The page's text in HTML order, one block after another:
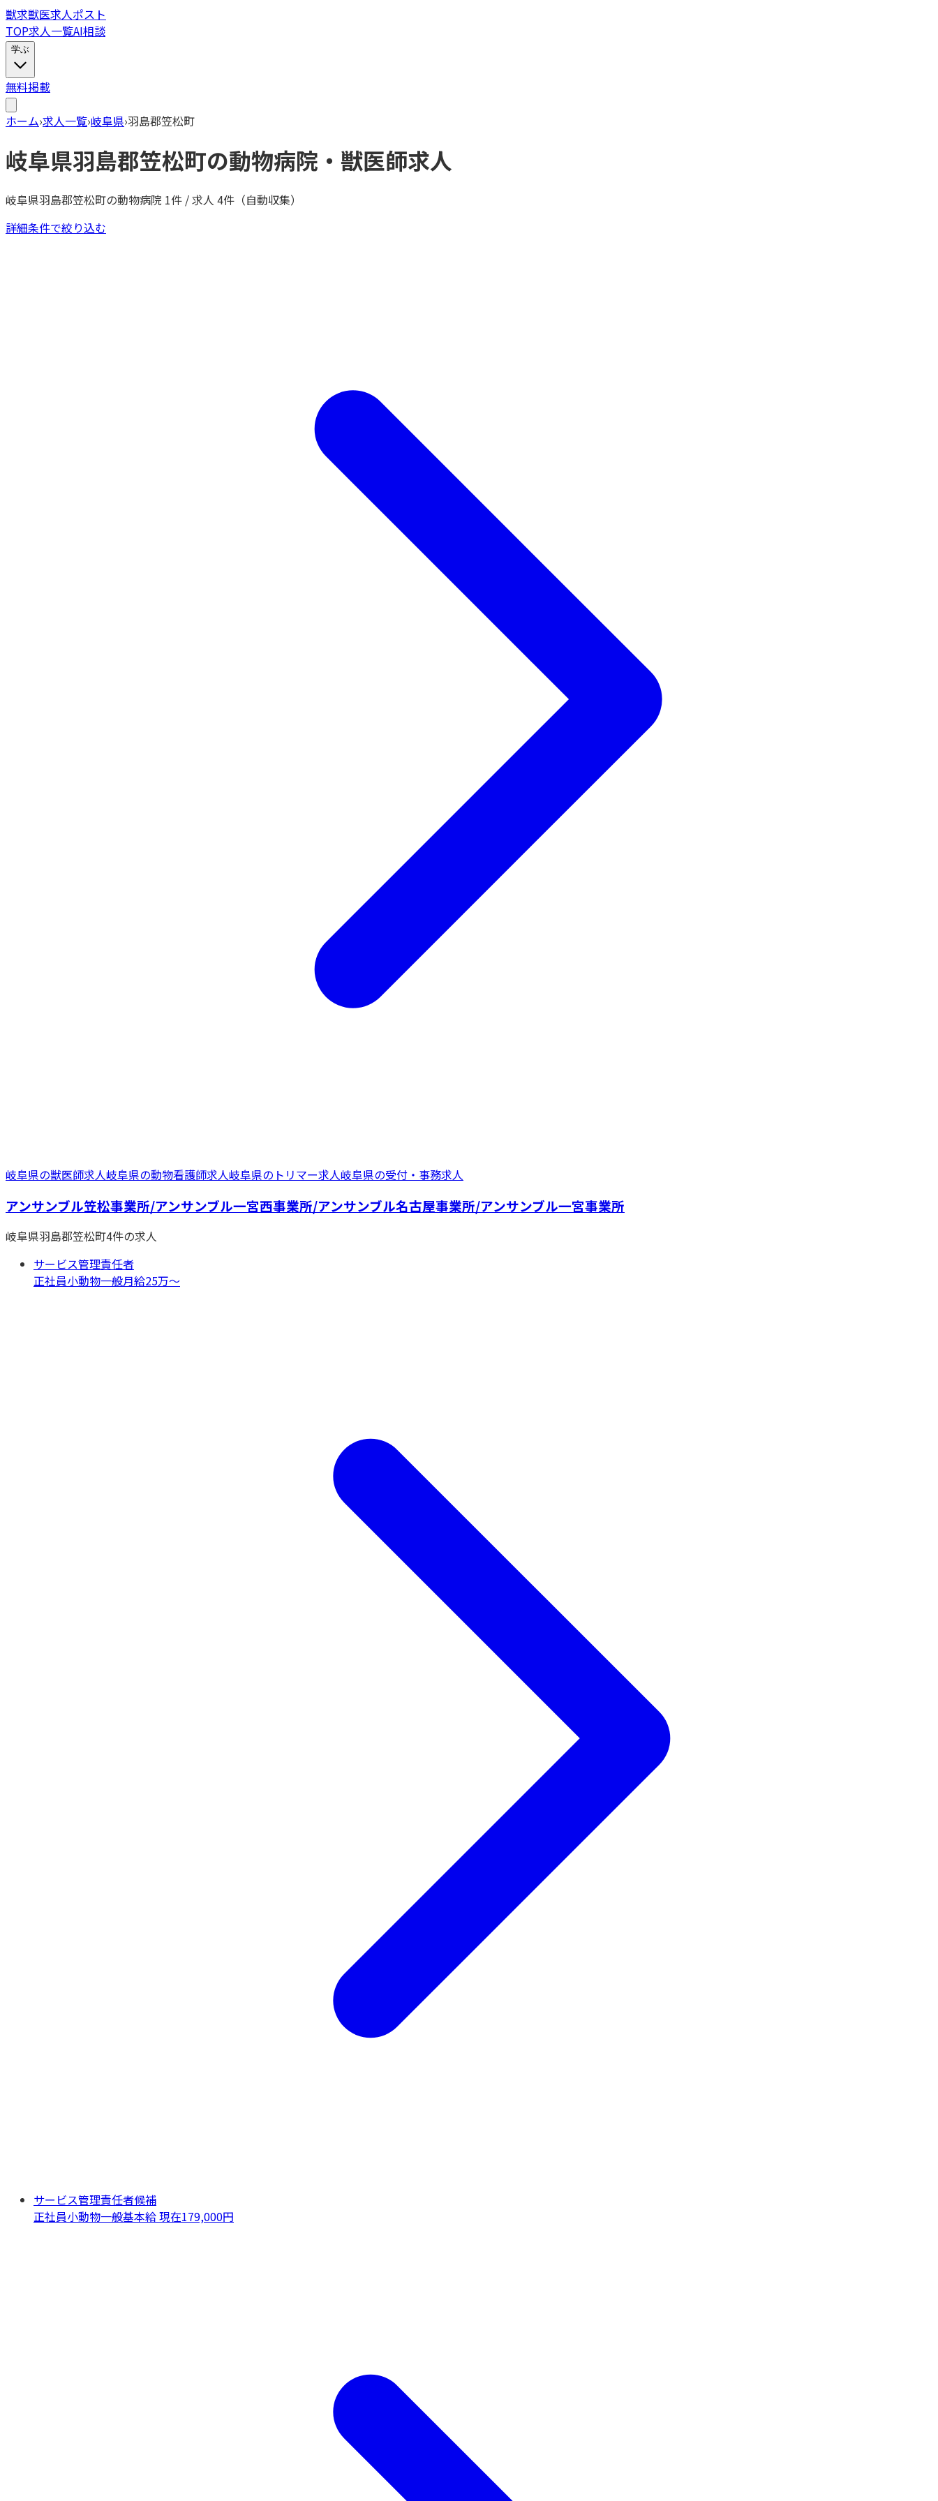
獣求獣医求人ポスト
TOP求人一覧AI相談
学ぶ
無料掲載
ホーム›求人一覧›岐阜県›羽島郡笠松町
岐阜県羽島郡笠松町の動物病院・獣医師求人
岐阜県羽島郡笠松町の動物病院 1件 / 求人 4件（自動収集）
詳細条件で絞り込む
岐阜県の獣医師求人岐阜県の動物看護師求人岐阜県の トリマー求人岐阜県の受付・事務求人
アンサンブル笠松事業所/アンサンブル一宮西事業所/アンサンブル名古屋事業所/アンサンブル一宮事業所
岐阜県羽島郡笠松町4件の求人
サービス管理責任者
正社員小動物一般月給25万〜
サービス管理責任者候補
正社員小動物一般基本給 現在179,000円